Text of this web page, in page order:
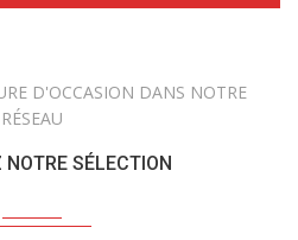
D'OCCASION DANS NOTRE
RÉSEAU
NOTRE SÉLECTION